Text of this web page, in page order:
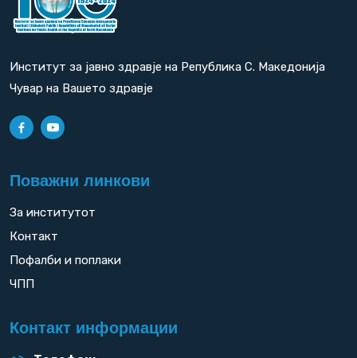
Институт за јавно здравје на Република С. Македонија
Чувар на Вашето здравје
Поважни линкови
За институтот
Контакт
Пофалби и поплаки
ЧПП
Контакт информации